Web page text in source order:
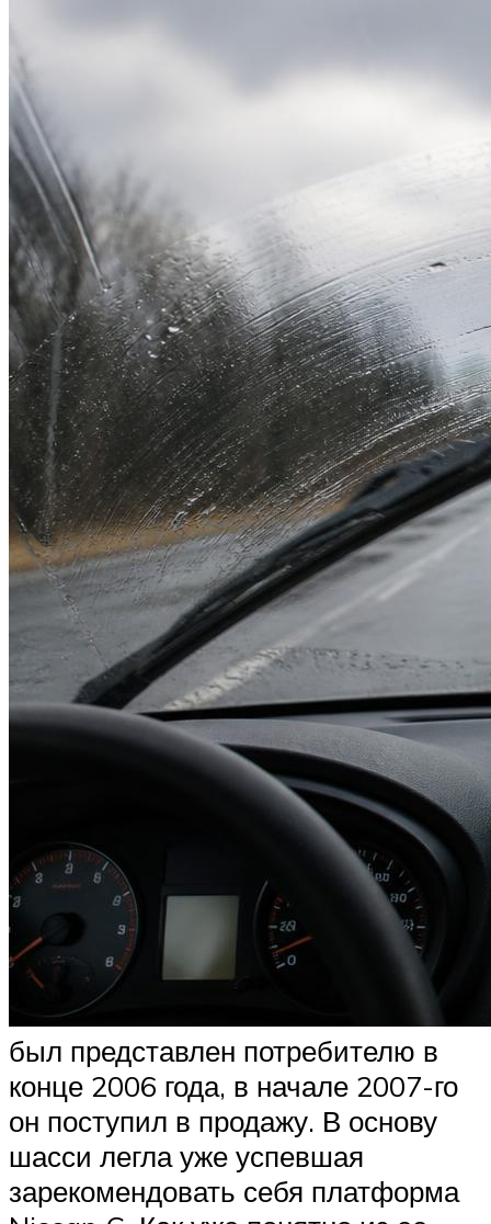
был представлен потребителю в
конце 2006 года, в начале 2007-го
он поступил в продажу. В основу
шасси легла уже успевшая
зарекомендовать себя платформа